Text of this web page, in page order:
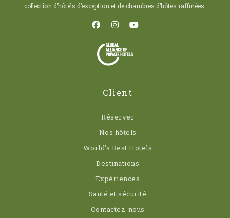
collection d’hôtels d’exception et de chambres d’hôtes raffinées.
Client
Réserver
Nos hôtels
World’s Best Hotels
Destinations
Expériences
Santé et sécurité
Contactez-nous